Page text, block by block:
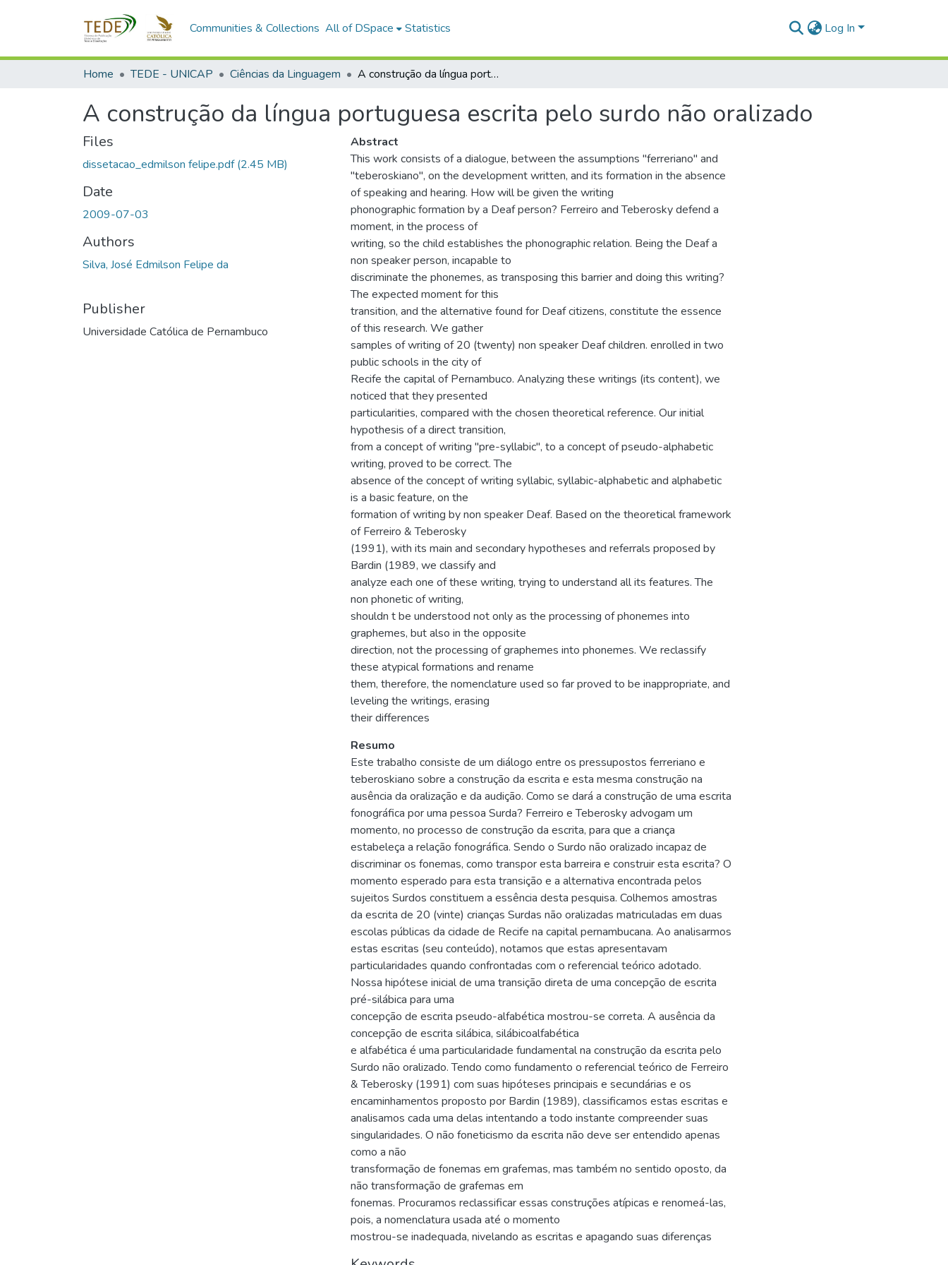
Communities & Collections All of DSpace Statistics Log In
Home TEDE - UNICAP Ciências da Linguagem A construção da língua portuguesa escrita pelo surdo não oralizado
A construção da língua portuguesa escrita pelo surdo não oralizado
Files
dissetacao_edmilson felipe.pdf(2.45 MB)
Date
2009-07-03
Authors
Silva, José Edmilson Felipe da
Publisher
Universidade Católica de Pernambuco
Abstract
This work consists of a dialogue, between the assumptions "ferreriano" and
"teberoskiano", on the development written, and its formation in the absence
of speaking and hearing. How will be given the writing
phonographic formation by a Deaf person? Ferreiro and Teberosky defend a
moment, in the process of
writing, so the child establishes the phonographic relation. Being the Deaf a
non speaker person, incapable to
discriminate the phonemes, as transposing this barrier and doing this writing?
The expected moment for this
transition, and the alternative found for Deaf citizens, constitute the essence
of this research. We gather
samples of writing of 20 (twenty) non speaker Deaf children. enrolled in two
public schools in the city of
Recife the capital of Pernambuco. Analyzing these writings (its content), we
noticed that they presented
particularities, compared with the chosen theoretical reference. Our initial
hypothesis of a direct transition,
from a concept of writing "pre-syllabic", to a concept of pseudo-alphabetic
writing, proved to be correct. The
absence of the concept of writing syllabic, syllabic-alphabetic and alphabetic
is a basic feature, on the
formation of writing by non speaker Deaf. Based on the theoretical framework
of Ferreiro & Teberosky
(1991), with its main and secondary hypotheses and referrals proposed by
Bardin (1989, we classify and
analyze each one of these writing, trying to understand all its features. The
non phonetic of writing,
shouldn t be understood not only as the processing of phonemes into
graphemes, but also in the opposite
direction, not the processing of graphemes into phonemes. We reclassify
these atypical formations and rename
them, therefore, the nomenclature used so far proved to be inappropriate, and
leveling the writings, erasing
their differences
Resumo
Este trabalho consiste de um diálogo entre os pressupostos ferreriano e
teberoskiano sobre a construção da escrita e esta mesma construção na
ausência da oralização e da audição. Como se dará a construção de uma escrita
fonográfica por uma pessoa Surda? Ferreiro e Teberosky advogam um
momento, no processo de construção da escrita, para que a criança
estabeleça a relação fonográfica. Sendo o Surdo não oralizado incapaz de
discriminar os fonemas, como transpor esta barreira e construir esta escrita? O
momento esperado para esta transição e a alternativa encontrada pelos
sujeitos Surdos constituem a essência desta pesquisa. Colhemos amostras
da escrita de 20 (vinte) crianças Surdas não oralizadas matriculadas em duas
escolas públicas da cidade de Recife na capital pernambucana. Ao analisarmos
estas escritas (seu conteúdo), notamos que estas apresentavam
particularidades quando confrontadas com o referencial teórico adotado.
Nossa hipótese inicial de uma transição direta de uma concepção de escrita
pré-silábica para uma
concepção de escrita pseudo-alfabética mostrou-se correta. A ausência da
concepção de escrita silábica, silábicoalfabética
e alfabética é uma particularidade fundamental na construção da escrita pelo
Surdo não oralizado. Tendo como fundamento o referencial teórico de Ferreiro
& Teberosky (1991) com suas hipóteses principais e secundárias e os
encaminhamentos proposto por Bardin (1989), classificamos estas escritas e
analisamos cada uma delas intentando a todo instante compreender suas
singularidades. O não foneticismo da escrita não deve ser entendido apenas
como a não
transformação de fonemas em grafemas, mas também no sentido oposto, da
não transformação de grafemas em
fonemas. Procuramos reclassificar essas construções atípicas e renomeá-las,
pois, a nomenclatura usada até o momento
mostrou-se inadequada, nivelando as escritas e apagando suas diferenças